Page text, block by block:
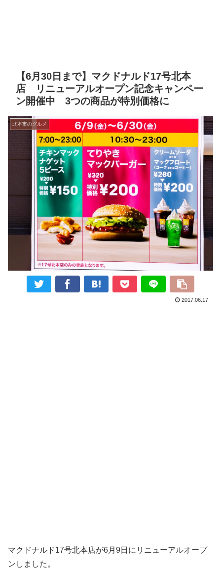
【6月30日まで】マクドナルド17号北本
店 リニューアルオープン記念キャンペー
ン開催中 3つの商品が特別価格に
北本市のグルメ
2017.06.17
マクドナルド17号北本店が6月9日にリニューアルオープ
ンしました。